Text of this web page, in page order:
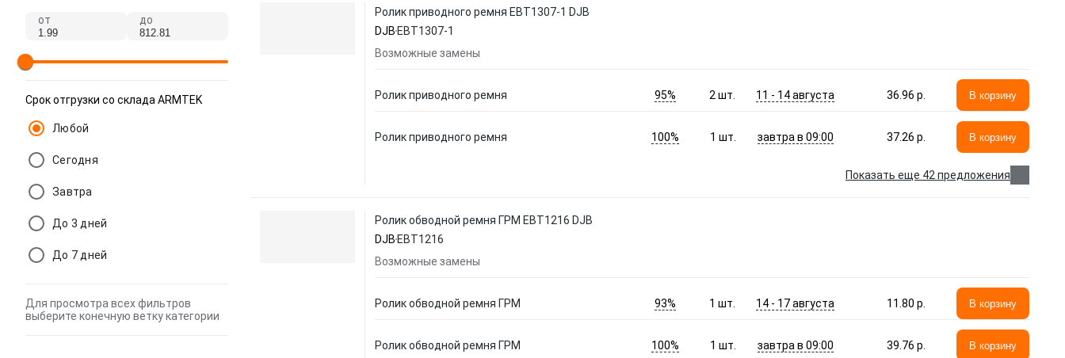
от до
Срок отгрузки со склада ARMTEK
Любой
Сегодня
Завтра
До 3 дней
До 7 дней
Для просмотра всех фильтров
выберите конечную ветку категории
Ролик приводного ремня EBT1307-1 DJB
DJB EBT1307-1
Возможные замены
Ролик приводного ремня 95% 2 шт. 11 - 14 августа 36.96 p. В корзину
Ролик приводного ремня 100% 1шт. завтра в 09:00 37.26 p. В корзину
Показать еще 42 предложения
Ролик обводной ремня ГРМ EBT1216 DJB
DJB EBT1216
Возможные замены
Ролик обводной ремня ГРМ 93% 1 шт. 14 - 17 августа 11.80 p. В корзину
Ролик обводной ремня ГРМ 100% 1шт. завтра в 09:00 39.76 p. В корзину